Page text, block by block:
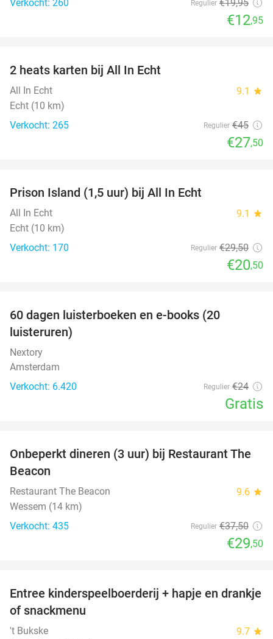
Verkocht: 260 Regulier €19,95
€12,95
2 heats karten bij All In Echt
All In Echt 9.1 star
Echt (10 km)
Verkocht: 265
Regulier €45
€27,50
Prison Island (1,5 uur) bij All In Echt
All In Echt 9.1 star
Echt (10 km)
Verkocht: 170
Regulier €29,50
€20,50
60 dagen luisterboeken en e-books (20
luisteruren)
Nextory
Amsterdam
Verkocht: 6.420
Regulier €24
Gratis
21%
Onbeperkt dineren (3 uur) bij Restaurant The
Beacon
Restaurant The Beacon 9.6 star
Wessem (14 km)
Verkocht: 435
Regulier €37,50
€29,50
24%
Entree kinderspeelboerderij + hapje en drankje
of snackmenu
't Bukske 9.7 star